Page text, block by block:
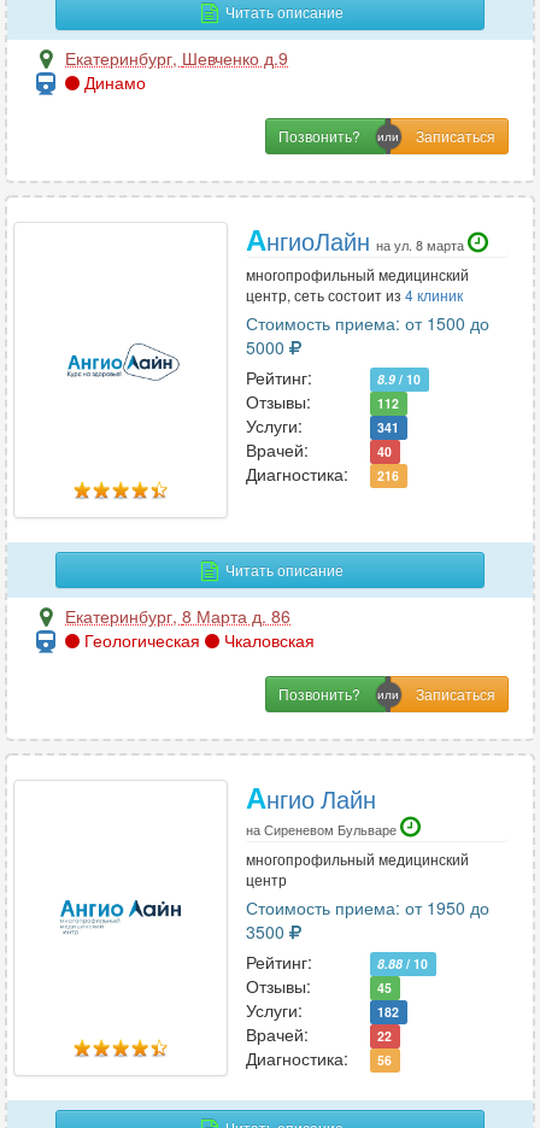
Генетика
Гепатология
1
72
Гирудотерапия 2
35
Дерматология
И
Иммунология 22
Инфекционные болезни 5
70
Кинезиология 6
Колопроктология
Логопедия
Читать описание
Екатеринбург, Шевченко д.9
Динамо
Позвонить?
АнгиоЛайн на ул. 8 марта
многопрофильный медицинский
центр, сеть состоит из 4 клиник
Стоимость приема: от 1500 до
5000
Рейтинг:
8.9 / 10
Отзывы: 112
Услуги: 341
Врачей: 40
Диагностика: 216
Читать описание
Екатеринбург, 8 Марта д. 86
Геологическая
Чкаловская
Позвонить?
Ангио Лайн
на Сиреневом Бульваре
многопрофильный медицинский
центр
Стоимость приема: от 1950 до
3500
Рейтинг:
8.88 / 10
Отзывы: 45
Услуги: 182
Врачей: 22
Диагностика: 56